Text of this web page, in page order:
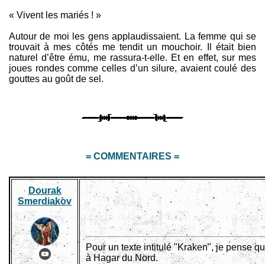
« Vivent les mariés ! »
Autour de moi les gens applaudissaient. La femme qui se
trouvait à mes côtés me tendit un mouchoir. Il était bien
naturel d’être ému, me rassura-t-elle. Et en effet, sur mes
joues rondes comme celles d’un silure, avaient coulé des
gouttes au goût de sel.
= COMMENTAIRES =
Dourak
Smerdiakov
Pour un texte intitulé "Kraken", je pense
à Hagar du Nord.